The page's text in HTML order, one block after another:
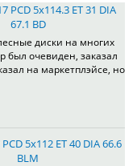
PCD 5x114.3 ET 31 DIA
67.1 BD
диски на многих
был очевиден, заказал
на маркетплэйсе, но
5x112 ET 40 DIA 66.6
BLM